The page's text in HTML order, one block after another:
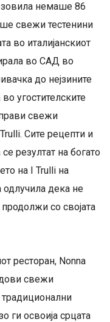
немаше 86
свежи тестенини
во италијанскиот
во САД во
до нејзините
угостителските
свежи
Сите рецепти и
резултат на богато
на I Trulli на
одлучила дека не
со својата
ресторан, Nonna
свежи
ги освоија срцата